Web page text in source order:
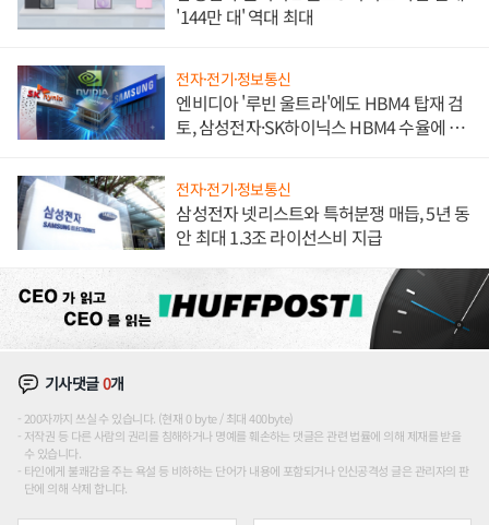
'144만 대' 역대 최대
전자·전기·정보통신
엔비디아 '루빈 울트라'에도 HBM4 탑재 검
토, 삼성전자·SK하이닉스 HBM4 수율에 주
전자·전기·정보통신
삼성전자 넷리스트와 특허분쟁 매듭, 5년 동
안 최대 1.3조 라이선스비 지급
기사댓글0개
200자까지 쓰실 수 있습니다. (현재 0 byte / 최대 400byte)
저작권 등 다른 사람의 권리를 침해하거나 명예를 훼손하는 댓글은 관련 법률에 의해 제재를 받을
수 있습니다.
타인에게 불쾌감을 주는 욕설 등 비하하는 단어가 내용에 포함되거나 인신공격성 글은 관리자의 판
단에 의해 삭제 합니다.